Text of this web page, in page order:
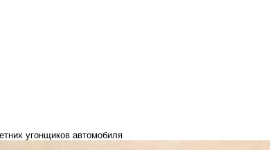
угонщиков автомобиля